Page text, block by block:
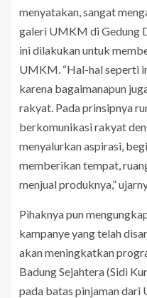
menyatakan, sangat
galeri UMKM di Gedung
ini dilakukan untuk
UMKM. “Hal-hal seperti
karena bagaimanapun
rakyat. Pada prinsipnya
berkomunikasi rakyat
menyalurkan aspirasi,
memberikan tempat,
menjual produknya,”
Pihaknya pun
kampanye yang telah
akan meningkatkan
Badung Sejahtera (Sidi
pada batas pinjaman dari